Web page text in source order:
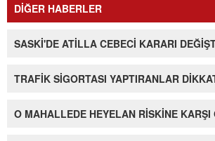
DİĞER HABERLER
SASKİ'DE ATİLLA CEBECİ KARARI
TRAFİK SİGORTASI YAPTIRANLAR
O MAHALLEDE HEYELAN RİSKİNE KARŞI